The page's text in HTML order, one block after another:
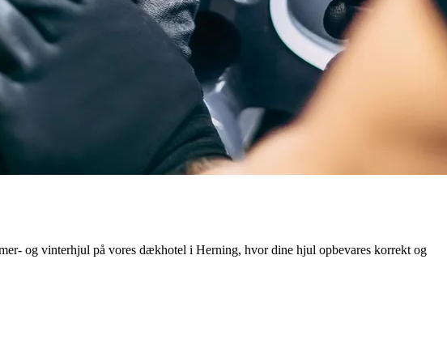
og vinterhjul på vores dækhotel i Herning, hvor dine hjul opbevares korrekt og